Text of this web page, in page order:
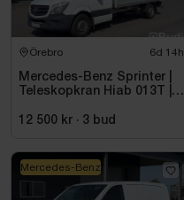
Örebro 6d 14h
Mercedes-Benz Sprinter |
Teleskopkran Hiab 013T |
12 500 kr · 3 bud
Mercedes-Benz